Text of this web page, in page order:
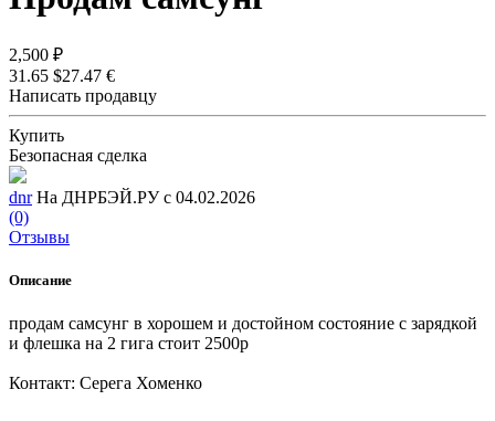
2,500 ₽
31.65 $27.47 €
Написать продавцу
Купить
Безопасная сделка
dnr На ДНРБЭЙ.РУ с 04.02.2026
(0)
Отзывы
Описание
продам самсунг в хорошем и достойном состояние с зарядкой
и флешка на 2 гига стоит 2500р
Контакт: Серега Хоменко